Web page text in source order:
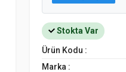
Stokta Var
Ürün Kodu :
Marka :